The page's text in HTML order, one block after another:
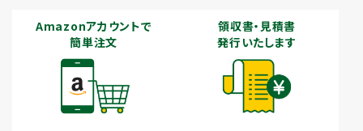
Amazonアカウントで
簡単注文
領収書・見積書
発行いたします